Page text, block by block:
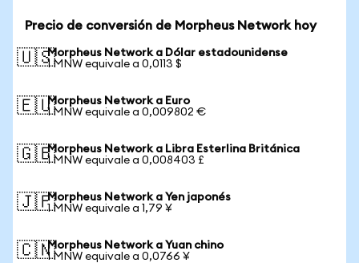
Precio de conversión de Morpheus Network hoy
🇺🇸Morpheus Network a Dólar estadounidense
1 MNW equivale a 0,0113 $
🇪🇺Morpheus Network a Euro
1 MNW equivale a 0,009802 €
🇬🇧Morpheus Network a Libra Esterlina Británica
1 MNW equivale a 0,008403 £
🇯🇵Morpheus Network a Yen japonés
1 MNW equivale a 1,79 ¥
🇨🇳Morpheus Network a Yuan chino
1 MNW equivale a 0,0766 ¥